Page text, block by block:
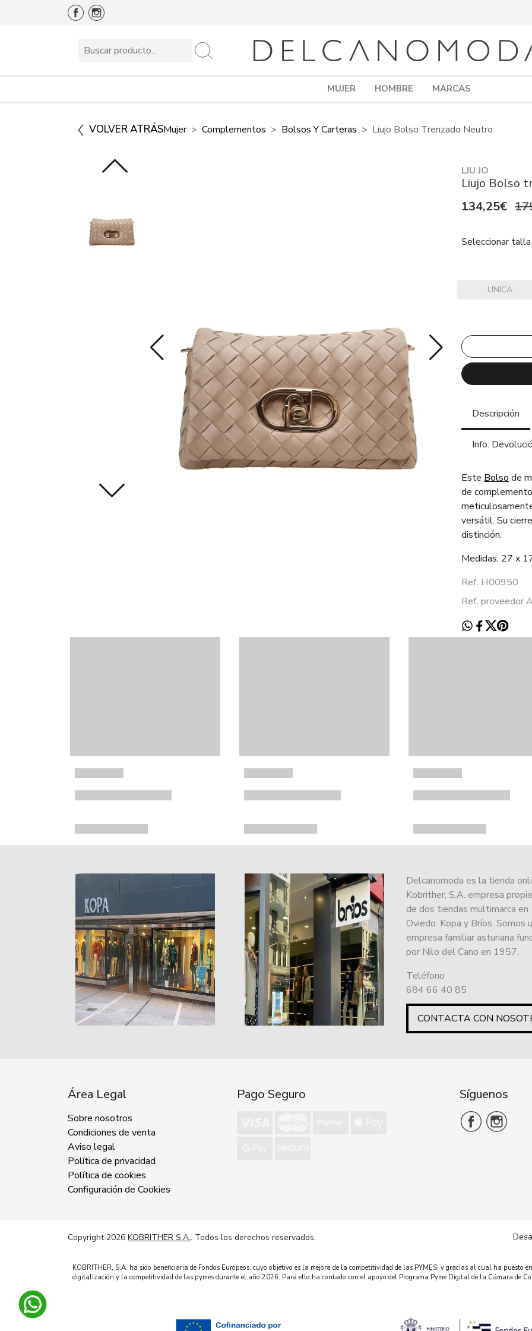
MUJER HOMBRE MARCAS
VOLVER ATRÁSMujer Complementos Bolsos Y Carteras Liujo Bolso Trenzado Neutro
LIU JO
Liujo Bolso
134,25€
Seleccionar talla
UNICA
Descripción
Info.
Este Bolso de
de
versátil. Su
distinción.
Medidas: 27 x
Ref. H00950
Ref.
Delcanomoda es la tienda
Kobrither, S.A. empresa
de dos tiendas multimarca en
Oviedo: Kopa y Bríos. Somos
empresa familiar asturiana
por Nilo del Cano en 1957.
Teléfono
684 66 40 85
CONTACTA CON
Área Legal
Sobre nosotros
Condiciones de venta
Aviso legal
Política de privacidad
Política de cookies
Configuración de Cookies
Pago Seguro Síguenos
Copyright 2026 KOBRITHER S.A.. Todos los derechos reservados.
KOBRITHER, S.A. ha sido beneficiaria de Fondos Europeos, cuyo objetivo es la mejora de la competitividad de las PYMES, y gracias al cual ha puesto
digitalización y la competitividad de las pymes durante el año 2026. Para ello ha contado con el apoyo del Programa Pyme Digital de la Cámara de